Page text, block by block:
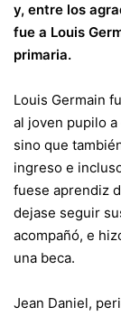
y, entre los
fue a Louis
primaria.
Louis Germain
al joven pupilo
sino que
ingreso e
fuese aprendiz
dejase seguir
acompañó, e
una beca.
Jean Daniel,